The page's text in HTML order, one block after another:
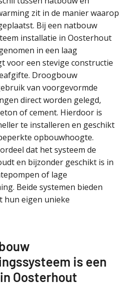
zit in de manier waarop
Bij een natbouw
installatie in Oosterhout
in een laag
voor een stevige constructie
Droogbouw
van voorgevormde
direct worden gelegd,
of cement. Hierdoor is
te installeren en geschikt
opbouwhoogte.
dat het systeem de
en bijzonder geschikt is in
of lage
Beide systemen bieden
hun eigen unieke
is een
Oosterhout